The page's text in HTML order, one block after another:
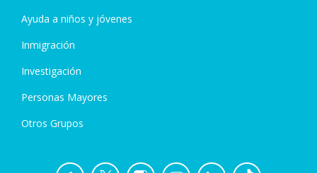
Ayuda a niños y jóvenes
Inmigración
Investigación
Personas Mayores
Otros Grupos